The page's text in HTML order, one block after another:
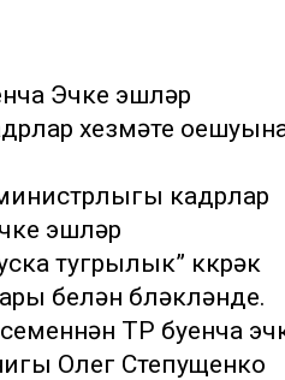
Эчке эшләр
хезмәте
кадрлар
эшләр
тугрылык” күкрәк
белән бүләкләнде.
ТР буенча
Олег Степущенко